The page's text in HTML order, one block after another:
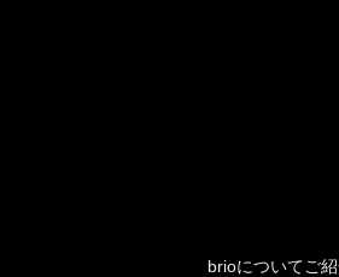
brioについてご